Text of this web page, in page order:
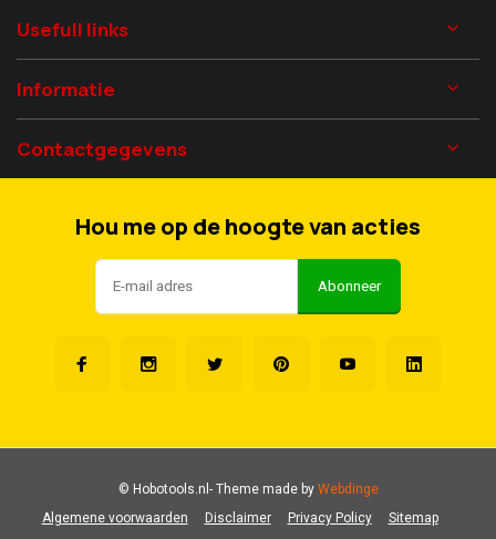
Usefull links
Informatie
Contactgegevens
Hou me op de hoogte van acties
Abonneer
Algemene voorwaarden Disclaimer Privacy Policy Sitemap
© Hobotools.nl- Theme made byWebdinge